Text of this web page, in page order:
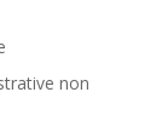
non